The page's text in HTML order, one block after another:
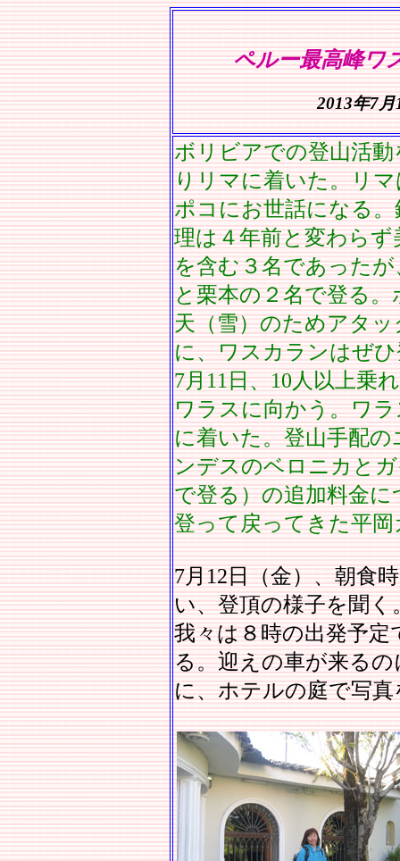
ペルー最高峰ワ
2013年7
ボリビアでの登山活
りリマに着いた。リ
ポコにお世話になる
理は４年前と変わら
を含む３名であった
と栗本の２名で登る
天（雪）のためアタ
に、ワスカランはぜ
7月11日、10人以上乗
ワラスに向かう。ワ
に着いた。登山手配
ンデスのベロニカと
で登る）の追加料金
登って戻ってきた平
7月12日（金）、朝食
い、登頂の様子を聞
我々は８時の出発予
る。迎えの車が来る
に、ホテルの庭で写